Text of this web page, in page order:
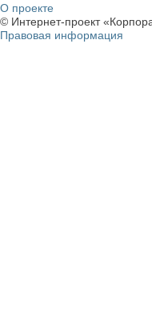
О проекте
© Интернет-проект
Правовая информация